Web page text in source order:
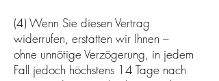
(4) Wenn Sie diesen Vertrag
widerrufen, erstatten wir Ihnen –
ohne unnötige Verzögerung, in jedem
Fall jedoch höchstens 14 Tage nach